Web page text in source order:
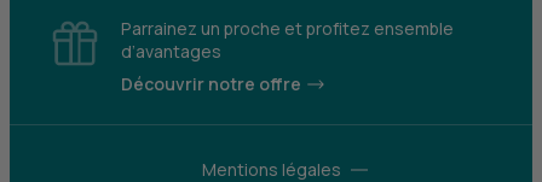
Parrainez un proche et profitez ensemble
d’avantages
Découvrir notre offre
Mentions légales